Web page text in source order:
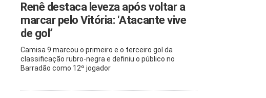
Renê destaca leveza após voltar a
marcar pelo Vitória: ‘Atacante vive
de gol’
Camisa 9 marcou o primeiro e o terceiro gol da
classificação rubro-negra e definiu o público no
Barradão como 12º jogador